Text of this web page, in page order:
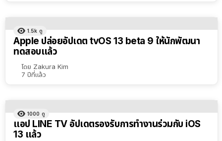
1.5k ดู
Apple ปล่อยอัปเดต tvOS 13 beta 9 ให้นักพัฒนา
ทดสอบแล้ว
โดย Zakura Kim
7 ปีที่แล้ว
1000 ดู
แอป LINE TV อัปเดตรองรับการทำงานร่วมกับ iOS
13 แล้ว